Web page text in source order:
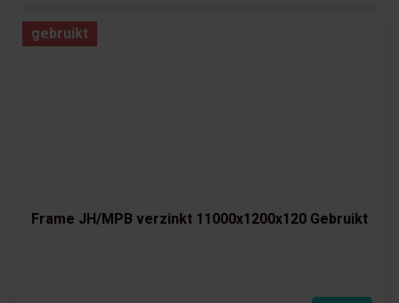
Frame JH/MPB verzinkt 11000x1200x120 Gebruikt
gebruikt